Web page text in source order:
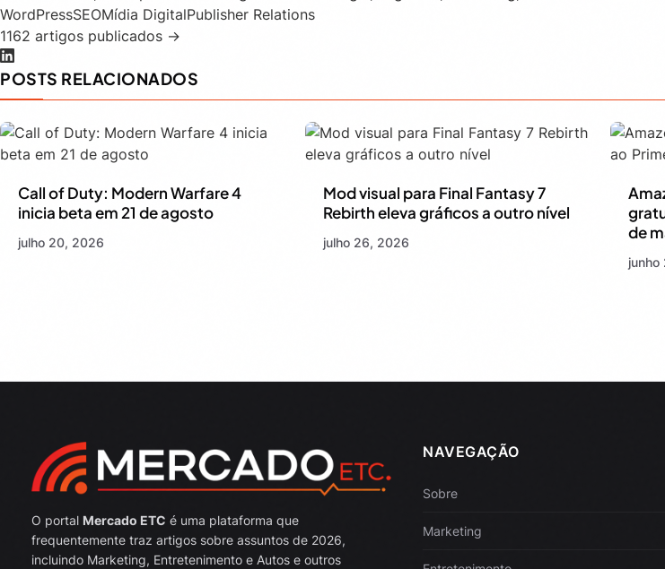
WordPressSEOMídia DigitalPublisher Relations
1162 artigos publicados →
POSTS RELACIONADOS
Call of Duty: Modern Warfare 4
inicia beta em 21 de agosto
julho 20, 2026
Mod visual para Final Fantasy 7
Rebirth eleva gráficos a outro nível
julho 26, 2026
de
junho
O portal Mercado ETC é uma plataforma que
frequentemente traz artigos sobre assuntos de 2026,
incluindo Marketing, Entretenimento e Autos e outros
NAVEGAÇÃO
Sobre
Marketing